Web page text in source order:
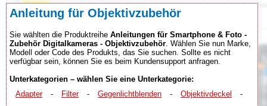
Anleitung für Objektivzubehör
Sie wählten die Produktreihe Anleitungen für Smartphone & Foto -
Zubehör Digitalkameras - Objektivzubehör . Wählen Sie nun Marke,
Modell oder Code des Produkts, das Sie suchen. Sollte es nicht
verfügbar sein, können Sie es beim Kundensupport anfragen.
Unterkategorien – wählen Sie eine Unterkategorie:
Adapter
- Filter - Gegenlichtblenden - Objektivdeckel
-